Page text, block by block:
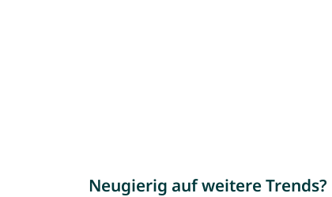
Neugierig auf weitere Trends?